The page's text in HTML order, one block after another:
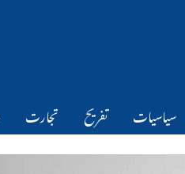
سیاسیات تفریح تجارت